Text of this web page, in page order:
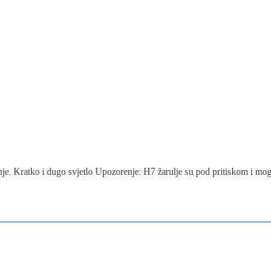
Kratko i dugo svjetlo Upozorenje: H7 žarulje su pod pritiskom i